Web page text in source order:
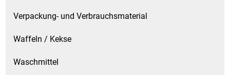
Verpackung- und Verbrauchsmaterial
Waffeln / Kekse
Waschmittel